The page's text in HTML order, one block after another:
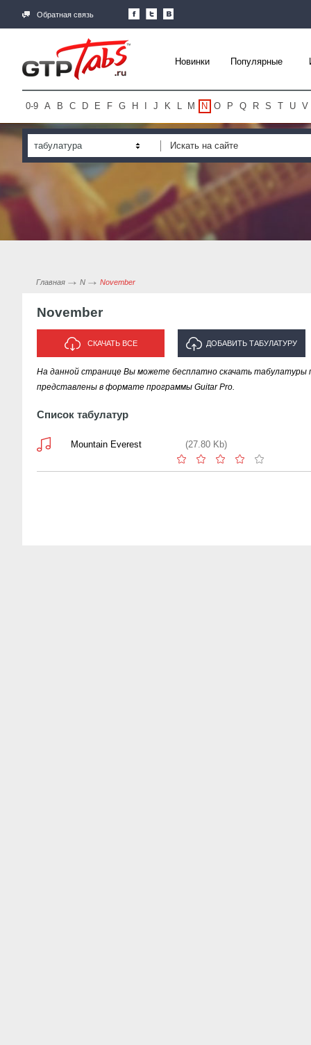
Обратная связь
Новинки Популярные
0-9 A B C D E F G H J K L M N O P Q R S T U V
табулатура
Главная N November
November
СКАЧАТЬ ВСЕ ДОБАВИТЬ ТАБУЛАТУРУ
ИСПОЛНИТЕЛЯ "NOVEMBER"
На данной странице Вы можете бесплатно скачать табулатуры
представлены в формате программы Guitar Pro.
Список табулатур
Mountain Everest (27.80 Kb)